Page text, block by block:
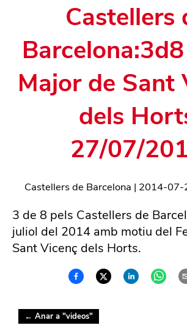
Castellers
Major de Sant
dels
27/07/
Castellers de Barcelona | 2014-07-
3 de 8 pels Castellers de
juliol del 2014 amb motiu del
Sant Vicenç dels Horts.
← Anar a "videos"